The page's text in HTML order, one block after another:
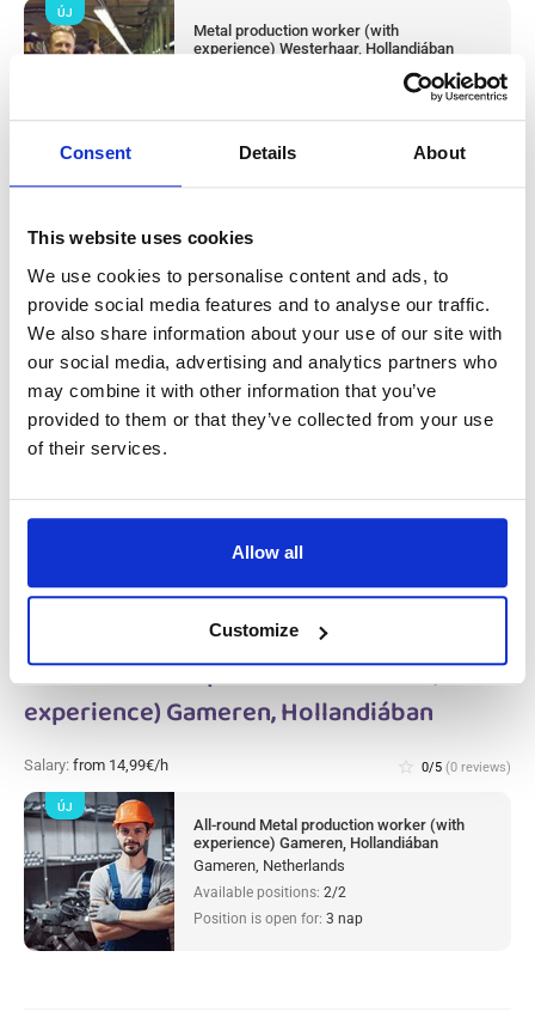
Consent Details About
This website uses cookies
We use cookies to personalise content and ads, to
provide social media features and to analyse our traffic.
We also share information about your use of our site with
our social media, advertising and analytics partners who
may combine it with other information that you’ve
provided to them or that they’ve collected from your use
of their services.
Allow all
Customize
Metal production worker (with
experience) Westerhaar, Hollandiában
Position is open for:2 nap
ÚJ
Húsüzemi termelési dolgozó & takarító
(tapasztalattal) Haarlem, Hollandiában
Salary:from 14,99€/h star_border 0/5(0 reviews)
Húsüzemi termelési dolgozó & takarító
Available positions:2/2
Position is open for:3 nap
All-round Metal production worker (with
experience) Gameren, Hollandiában
Salary: from 14,99€/h star_border 0/5 (0 reviews)
All-round Metal production worker (with
experience) Gameren, Hollandiában
Gameren, Netherlands
Available positions: 2/2
Position is open for: 3 nap
ÚJ